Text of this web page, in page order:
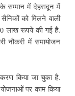
के सम्मान में देहरादून में
को मिलने वाली
लाख रूपये की गई है.
नौकरी में समायोजन
किया जा चुका है.
पर काम किया